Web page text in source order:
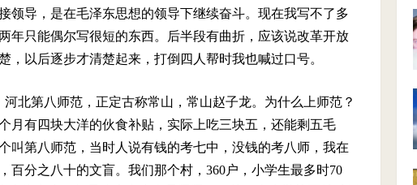
领导，是在毛泽东思想的领导下继续奋斗。现在我写不了多
年只能偶尔写很短的东西。后半段有曲折，应该说改革开放
以后逐步才清楚起来，打倒四人帮时我也喊过口号。
北第八师范，正定古称常山，常山赵子龙。为什么上师范？
月有四块大洋的伙食补贴，实际上吃三块五，还能剩五毛
叫第八师范，当时人说有钱的考七中，没钱的考八师，我在
百分之八十的文盲。我们那个村，360户，小学生最多时70